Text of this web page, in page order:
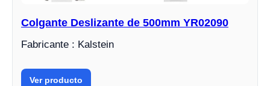
Colgante Deslizante de 500mm YR02090
Fabricante : Kalstein
Ver producto